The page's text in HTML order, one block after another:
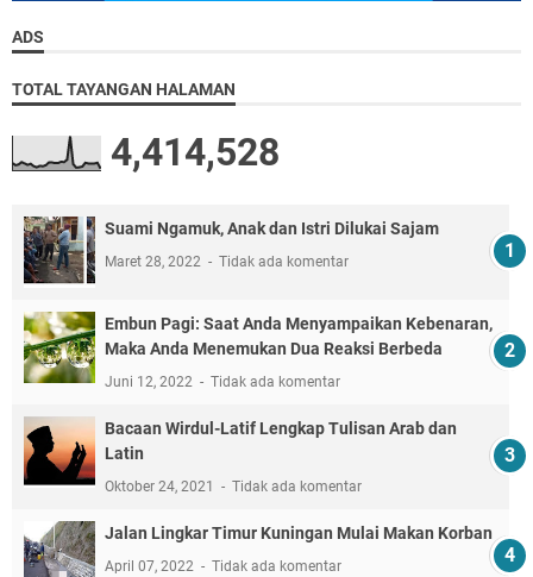
ADS
TOTAL TAYANGAN HALAMAN
4,414,528
Suami Ngamuk, Anak dan Istri Dilukai Sajam
Maret 28, 2022 Tidak ada komentar
Embun Pagi: Saat Anda Menyampaikan Kebenaran,
Maka Anda Menemukan Dua Reaksi Berbeda
Juni 12, 2022 Tidak ada komentar
Bacaan Wirdul-Latif Lengkap Tulisan Arab dan
Latin
Oktober 24, 2021 Tidak ada komentar
Jalan Lingkar Timur Kuningan Mulai Makan Korban
April 07, 2022 Tidak ada komentar